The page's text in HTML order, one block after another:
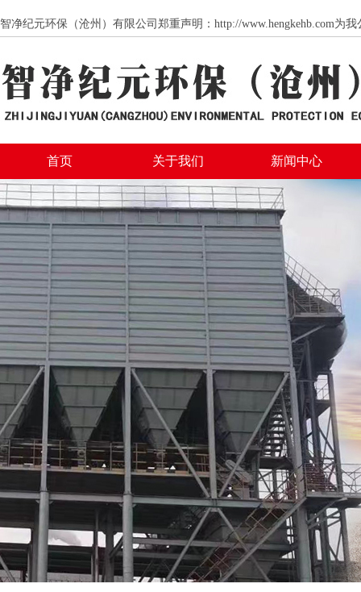
智净纪元环保（沧州）有限公司郑重声明：http://www.hengkehb.com
首页 关于我们 新闻中心